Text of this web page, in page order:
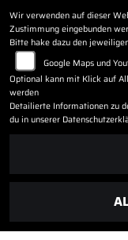
Mittwoch:
Donnerstag:
Freitag:
Samstag:
Sonntag:
( Montags
Di. - Fr. - 10:00 -
Di. - Fr. - 14:00 -
( Samstags
Wir verwenden auf dieser
Zustimmung eingebunden
Bitte hake dazu den
Google Maps und
Optional kann mit Klick auf
werden
Detailierte Informationen zu
du in unserer